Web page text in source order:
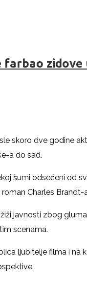
farbao zidove
skoro dve godine
a do sad.
šumi odsečeni od
Charles Brandt-
javnosti zbog
scenama.
ljubitelje filma i na